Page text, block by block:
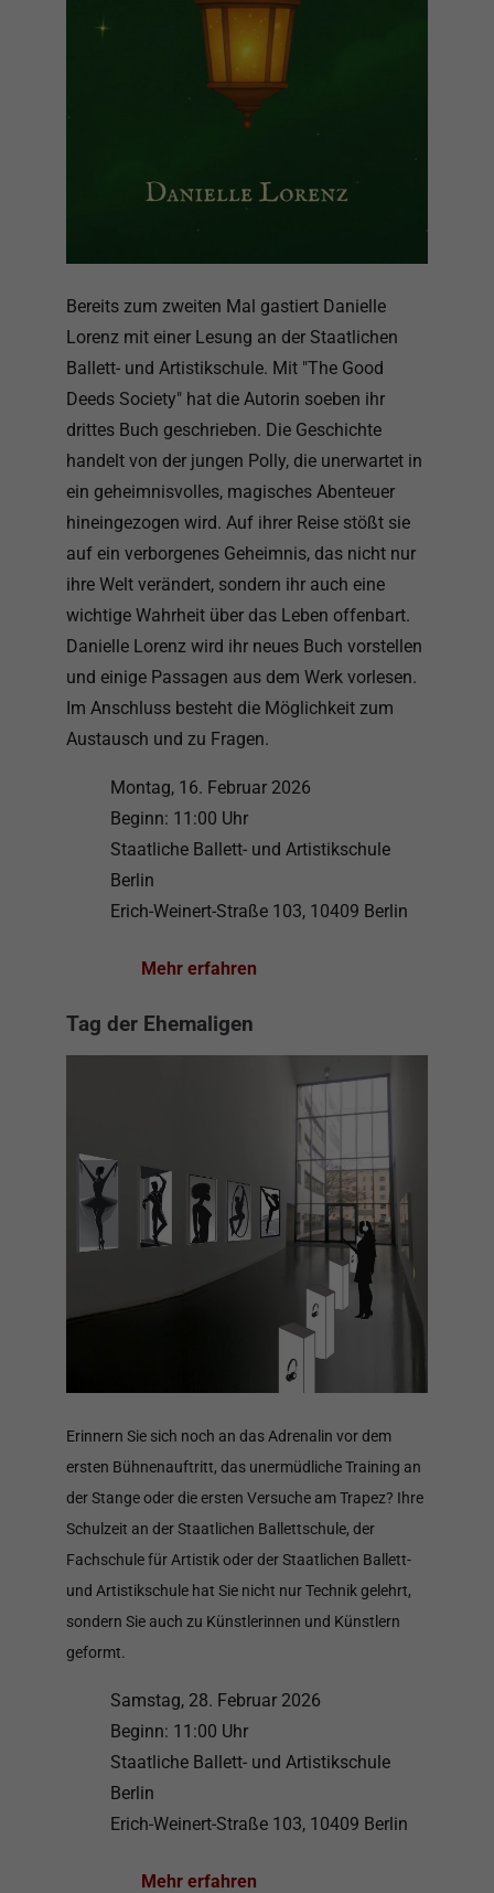
Bereits zum zweiten Mal gastiert Danielle
Lorenz mit einer Lesung an der Staatlichen
Ballett- und Artistikschule. Mit "The Good
Deeds Society" hat die Autorin soeben ihr
drittes Buch geschrieben. Die Geschichte
handelt von der jungen Polly, die unerwartet in
ein geheimnisvolles, magisches Abenteuer
hineingezogen wird. Auf ihrer Reise stößt sie
auf ein verborgenes Geheimnis, das nicht nur
ihre Welt verändert, sondern ihr auch eine
wichtige Wahrheit über das Leben offenbart.
Danielle Lorenz wird ihr neues Buch vorstellen
und einige Passagen aus dem Werk vorlesen.
Im Anschluss besteht die Möglichkeit zum
Austausch und zu Fragen.
Montag, 16. Februar 2026
Beginn: 11:00 Uhr
Staatliche Ballett- und Artistikschule
Berlin
Erich-Weinert-Straße 103, 10409 Berlin
Mehr erfahren
Tag der Ehemaligen
Erinnern Sie sich noch an das Adrenalin vor dem
ersten Bühnenauftritt, das unermüdliche Training an
der Stange oder die ersten Versuche am Trapez? Ihre
Schulzeit an der Staatlichen Ballettschule, der
Fachschule für Artistik oder der Staatlichen Ballett-
und Artistikschule hat Sie nicht nur Technik gelehrt,
sondern Sie auch zu Künstlerinnen und Künstlern
geformt.
Samstag, 28. Februar 2026
Beginn: 11:00 Uhr
Staatliche Ballett- und Artistikschule
Berlin
Erich-Weinert-Straße 103, 10409 Berlin
Mehr erfahren